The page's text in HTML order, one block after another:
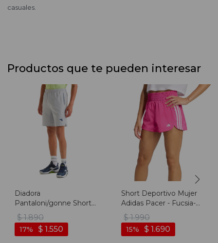
casuales.
Productos que te pueden interesar
Diadora
Pantaloni/gonne Short
9'' Core T2 - Gris
$ 1.890
$ 1.550
17
Short Deportivo Mujer
Adidas Pacer - Fucsia-
blanco
$ 1.990
$ 1.690
15